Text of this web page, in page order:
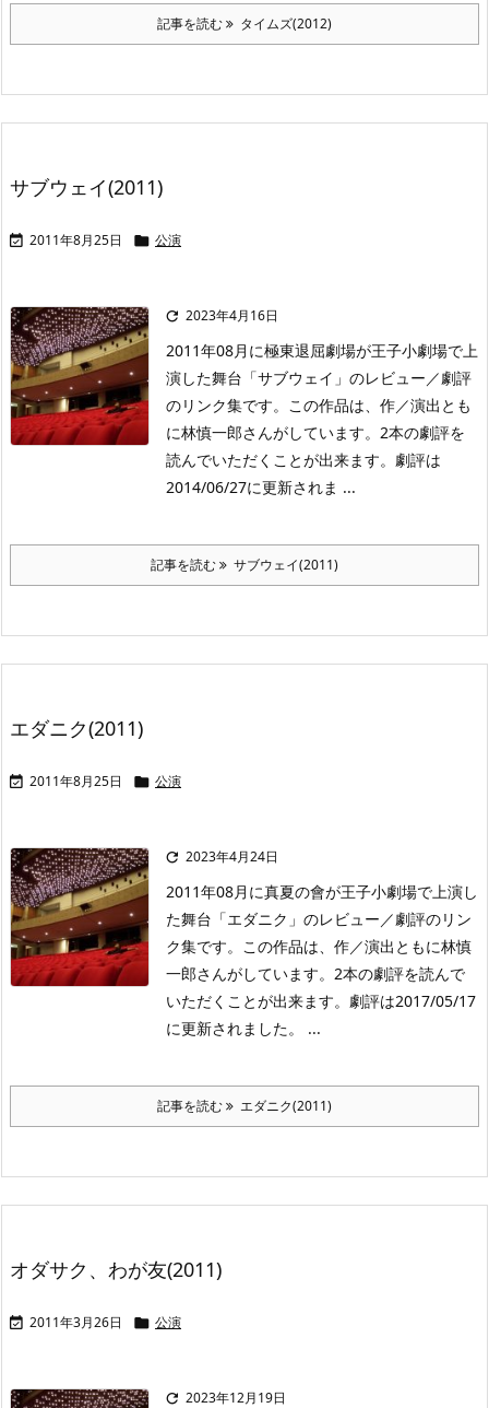
記事を読む タイムズ(2012)
サブウェイ(2011)
 2011年8月25日  公演
 2023年4月16日
2011年08月に極東退屈劇場が王子小劇場で上
演した舞台「サブウェイ」のレビュー／劇評
のリンク集です。この作品は、作／演出とも
に林慎一郎さんがしています。2本の劇評を
読んでいただくことが出来ます。劇評は
2014/06/27に更新されま ...
記事を読む サブウェイ(2011)
エダニク(2011)
 2011年8月25日  公演
 2023年4月24日
2011年08月に真夏の會が王子小劇場で上演し
た舞台「エダニク」のレビュー／劇評のリン
ク集です。この作品は、作／演出ともに林慎
一郎さんがしています。2本の劇評を読んで
いただくことが出来ます。劇評は2017/05/17
に更新されました。 ...
記事を読む エダニク(2011)
オダサク、わが友(2011)
 2011年3月26日  公演
 2023年12月19日